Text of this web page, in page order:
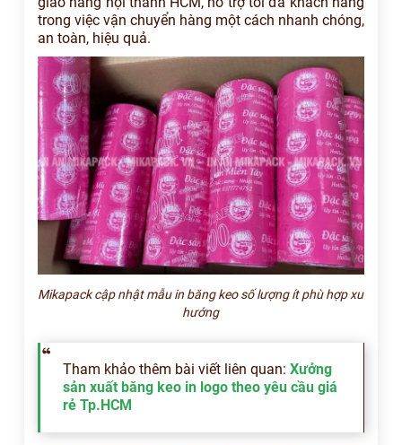
trong việc vận chuyển hàng một cách nhanh chóng,
an toàn, hiệu quả.
Mikapack cập nhật mẫu in băng keo số lượng ít phù hợp xu
hướng
Tham khảo thêm bài viết liên quan: Xưởng
sản xuất băng keo in logo theo yêu cầu giá
rẻ Tp.HCM